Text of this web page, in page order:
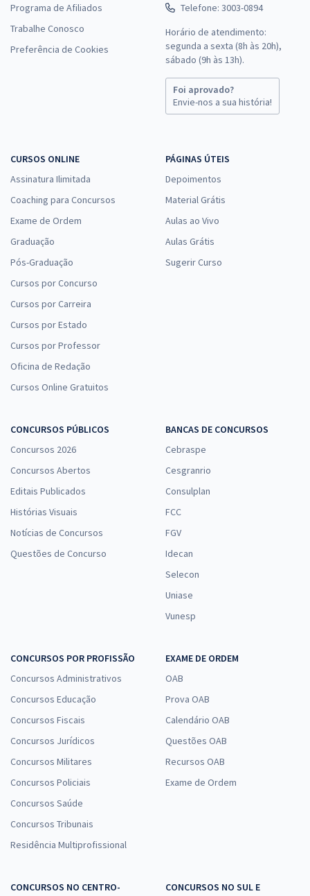
Programa de Afiliados
Trabalhe Conosco
Preferência de Cookies
Telefone: 3003-0894
Horário de atendimento:
segunda a sexta (8h às 20h),
sábado (9h às 13h).
Foi aprovado?
Envie-nos a sua história!
CURSOS ONLINE
Assinatura Ilimitada
Coaching para Concursos
Exame de Ordem
Graduação
Pós-Graduação
Cursos por Concurso
Cursos por Carreira
Cursos por Estado
Cursos por Professor
Oficina de Redação
Cursos Online Gratuitos
PÁGINAS ÚTEIS
Depoimentos
Material Grátis
Aulas ao Vivo
Aulas Grátis
Sugerir Curso
CONCURSOS PÚBLICOS
Concursos 2026
Concursos Abertos
Editais Publicados
Histórias Visuais
Notícias de Concursos
Questões de Concurso
BANCAS DE CONCURSOS
Cebraspe
Cesgranrio
Consulplan
FCC
FGV
Idecan
Selecon
Uniase
Vunesp
CONCURSOS POR PROFISSÃO
Concursos Administrativos
Concursos Educação
Concursos Fiscais
Concursos Jurídicos
Concursos Militares
Concursos Policiais
Concursos Saúde
Concursos Tribunais
Residência Multiprofissional
EXAME DE ORDEM
OAB
Prova OAB
Calendário OAB
Questões OAB
Recursos OAB
Exame de Ordem
CONCURSOS NO CENTRO-
CONCURSOS NO SUL E